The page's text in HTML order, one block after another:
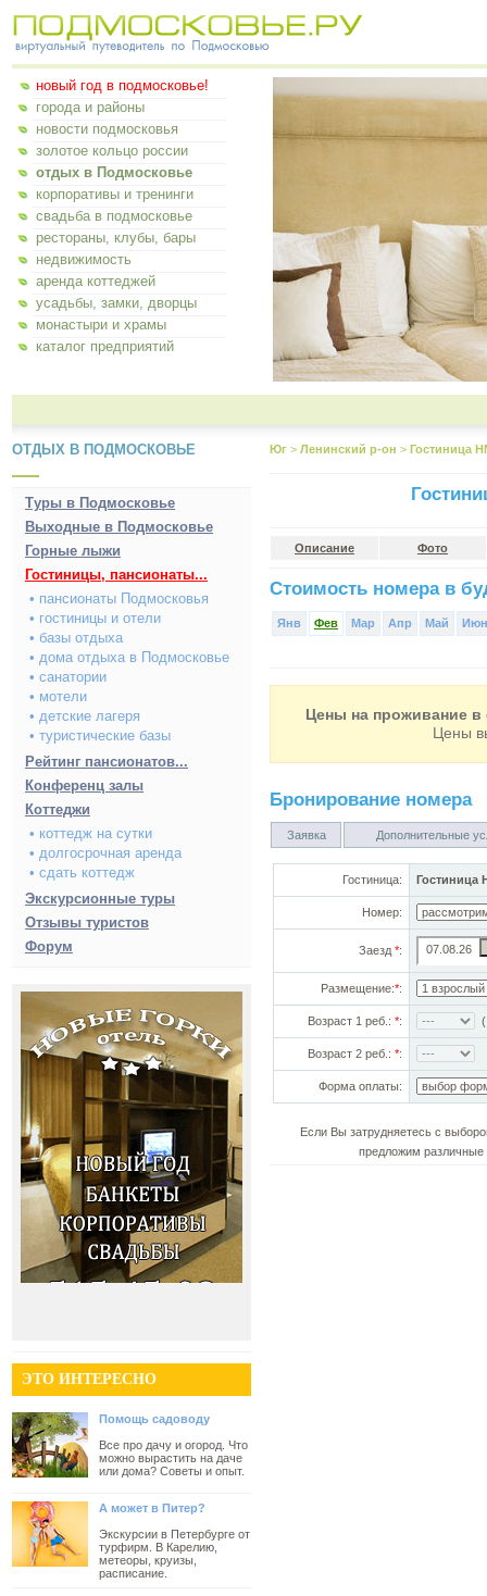
новый год в подмосковье!
города и районы
новости подмосковья
золотое кольцо россии
отдых в Подмосковье
корпоративы и тренинги
свадьба в подмосковье
рестораны, клубы, бары
недвижимость
аренда коттеджей
усадьбы, замки, дворцы
монастыри и храмы
каталог предприятий
ОТДЫХ В ПОДМОСКОВЬЕ
Туры в Подмосковье
Выходные в Подмосковье
Горные лыжи
Гостиницы, пансионаты...
• пансионаты Подмосковья
• гостиницы и отели
• базы отдыха
• дома отдыха в Подмосковье
• санатории
• мотели
• детские лагеря
• туристические базы
Рейтинг пансионатов...
Конференц залы
Коттеджи
• коттедж на сутки
• долгосрочная аренда
• сдать коттедж
Экскурсионные туры
Отзывы туристов
Форум
ЭТО ИНТЕРЕСНО
Помощь садоводу
Все про дачу и огород. Что
можно вырастить на даче
или дома? Советы и опыт.
А может в Питер?
Экскурсии в Петербурге от
турфирм. В Карелию,
метеоры, круизы,
расписание.
Юг > Ленинский р-он > Гостиница
Описание Фото
Стоимость номера в
Янв Фев Мар Апр Май Июн
Цены на проживание в
Цены
Бронирование номера
Заявка Дополнительные
Гостиница: Гостиница
Номер:
Заезд *:
Размещение:*:
Возраст 1 реб.: *:
Возраст 2 реб.: *:
Форма оплаты:
Если Вы затрудняетесь с
предложим различные